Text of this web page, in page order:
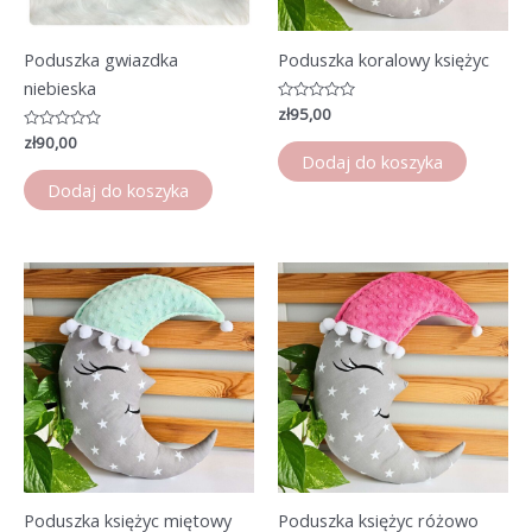
Poduszka gwiazdka
niebieska
Oceniono
na
5
zł90,00
Dodaj do koszyka
Poduszka koralowy księżyc
Oceniono
na
5
zł95,00
Dodaj do koszyka
Poduszka księżyc miętowy
Poduszka księżyc różowo